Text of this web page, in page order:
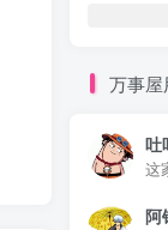
万事屋
吐
阿